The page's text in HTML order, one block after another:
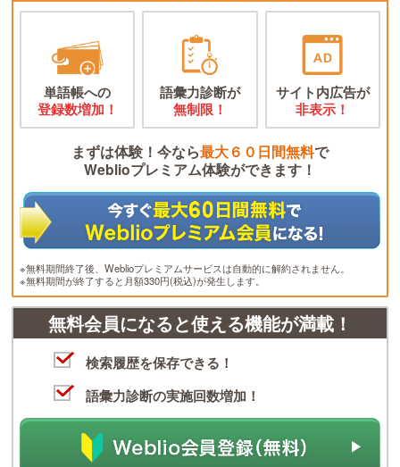
単語帳への
登録数増加！
語彙力診断が
無制限！
サイト内広告が
非表示！
まずは体験！今なら最大６０日間無料で
Weblioプレミアム体験ができます！
※無料期間終了後、Weblioプレミアムサービスは自動的に解約されません。
※無料期間が終了すると月額330円(税込)が発生します。
無料会員になると使える機能が満載！
検索履歴を保存できる！
語彙力診断の実施回数増加！